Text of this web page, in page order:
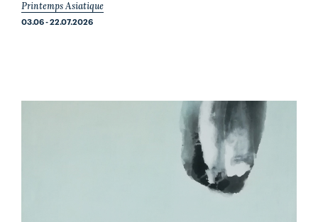
Printemps Asiatique
03.06 - 22.07.2026